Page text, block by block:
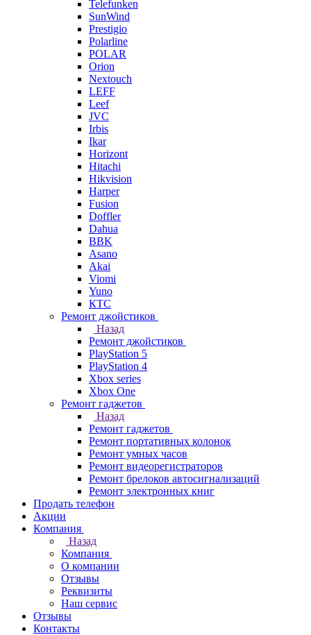
Telefunken
SunWind
Prestigio
Polarline
POLAR
Orion
Nextouch
LEFF
Leef
JVC
Irbis
Ikar
Horizont
Hitachi
Hikvision
Harper
Fusion
Doffler
Dahua
BBK
Asano
Akai
Viomi
Yuno
КТС
Ремонт джойстиков
Назад
Ремонт джойстиков
PlayStation 5
PlayStation 4
Xbox series
Xbox One
Ремонт гаджетов
Назад
Ремонт гаджетов
Ремонт портативных колонок
Ремонт умных часов
Ремонт видеорегистраторов
Ремонт брелоков автосигнализаций
Ремонт электронных книг
Продать телефон
Акции
Компания
Назад
Компания
О компании
Отзывы
Реквизиты
Наш сервис
Отзывы
Контакты